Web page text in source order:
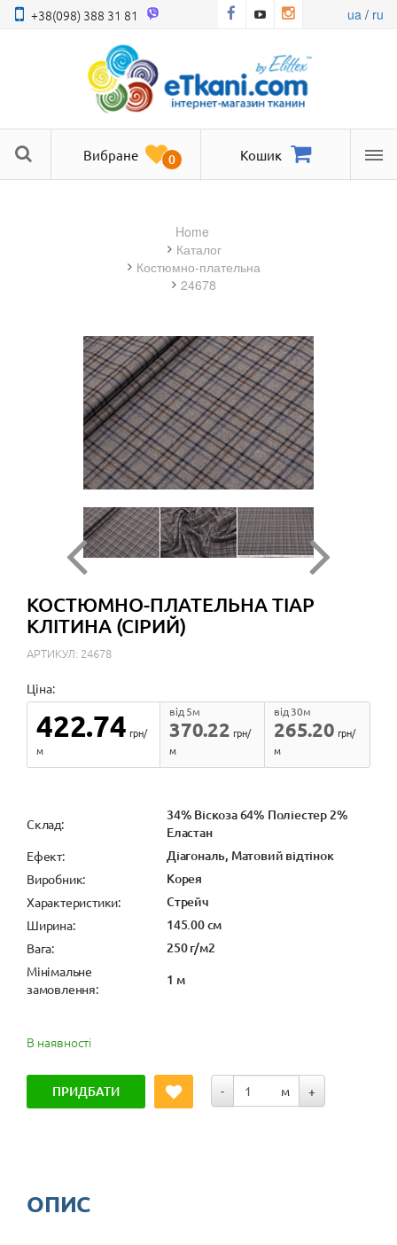
+38(098) 388 31 81 ua/ ru
Вибране 0 Кошик
Home
Каталог
костюмно-плательна
24678
КОСТЮМНО-ПЛАТЕЛЬНА ТІАР
КЛІТИНА (СІРИЙ)
АРТИКУЛ: 24678
Ціна:
422.74 грн/
м
370.22
від 5м
грн/
м
265.20
від 30м
грн/
м
Cклад:
34% Віскоза 64% Поліестер 2%
Еластан
Ефект: Діагональ, Матовий відтінок
Виробник: Корея
Характеристики: Стрейч
Ширина: 145.00 см
Вага: 250 г/м2
Мінімальне
замовлення:
1 м
В наявності
ПРИДБАТИ - м +
ОПИС